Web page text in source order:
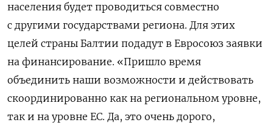
населения будет проводиться совместно
с другими государствами региона. Для этих
целей страны Балтии подадут в Евросоюз заявки
на финансирование. «Пришло время
объединить наши возможности и действовать
скоординированно как на региональном уровне,
так и на уровне ЕС. Да, это очень дорого,